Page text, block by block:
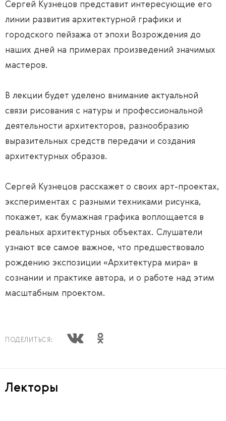
Сергей Кузнецов представит интересующие его
линии развития архитектурной графики и
городского пейзажа от эпохи Возрождения до
наших дней на примерах произведений значимых
мастеров.
В лекции будет уделено внимание актуальной
связи рисования с натуры и профессиональной
деятельности архитекторов, разнообразию
выразительных средств передачи и создания
архитектурных образов.
Сергей Кузнецов расскажет о своих арт-проектах,
экспериментах с разными техниками рисунка,
покажет, как бумажная графика воплощается в
реальных архитектурных объектах. Слушатели
узнают все самое важное, что предшествовало
рождению экспозиции «Архитектура мира» в
сознании и практике автора, и о работе над этим
масштабным проектом.
ПОДЕЛИТЬСЯ:
Лекторы